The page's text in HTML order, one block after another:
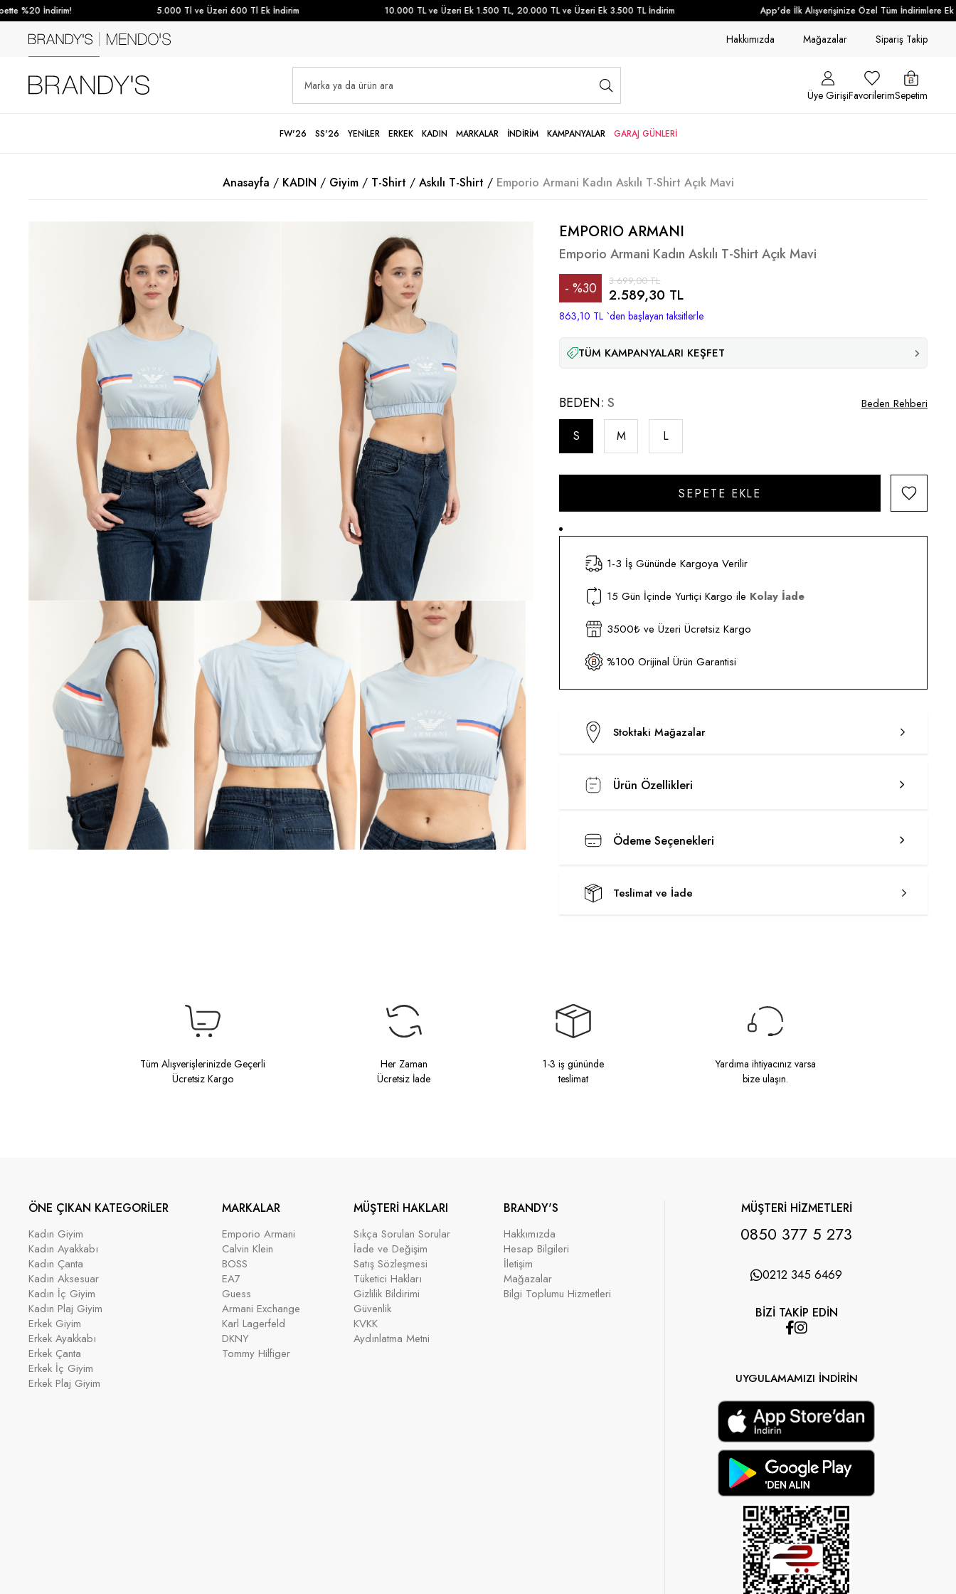
%20 İndirim! 5.000 Tl ve Üzeri 600 Tl Ek İndirim 10.000 TL ve Üzeri Ek 1.500 TL, 20.000 TL ve Üzeri Ek 3.500 TL İndirim App'de İlk Alışverişinize Özel Tüm İndirimlere Ek +
Hakkımızda Mağazalar Sipariş Takip
Üye GirişiFavorilerimSepetim
FW'26 SS'26 YENİLER ERKEK KADIN MARKALAR İNDİRİM KAMPANYALAR GARAJ GÜNLERİ
Anasayfa KADIN Giyim T-Shirt Askılı T-Shirt Emporio Armani Kadın Askılı T-Shirt Açık Mavi
EMPORIO ARMANI
Emporio Armani Kadın Askılı T-Shirt Açık Mavi
%30
İndirim
3.699,00 TL
2.589,30 TL
863,10 TL `den başlayan taksitlerle
TÜM KAMPANYALARI KEŞFET
BEDEN S
S M L
Beden Rehberi
1-3 İş Gününde Kargoya Verilir
15 Gün İçinde Yurtiçi Kargo ile Kolay İade
3500₺ ve Üzeri Ücretsiz Kargo
%100 Orijinal Ürün Garantisi
Stoktaki Mağazalar
Ürün Özellikleri
Ödeme Seçenekleri
Teslimat ve İade
Tüm Alışverişlerinizde Geçerli
Ücretsiz Kargo
Her Zaman
Ücretsiz İade
1-3 iş gününde
teslimat
Yardıma ihtiyacınız varsa
bize ulaşın.
ÖNE ÇIKAN KATEGORİLER
Kadın Giyim
Kadın Ayakkabı
Kadın Çanta
Kadın Aksesuar
Kadın İç Giyim
Kadın Plaj Giyim
Erkek Giyim
Erkek Ayakkabı
Erkek Çanta
Erkek İç Giyim
Erkek Plaj Giyim
MARKALAR
Emporio Armani
Calvin Klein
BOSS
EA7
Guess
Armani Exchange
Karl Lagerfeld
DKNY
Tommy Hilfiger
MÜŞTERİ HAKLARI
Sıkça Sorulan Sorular
İade ve Değişim
Satış Sözleşmesi
Tüketici Hakları
Gizlilik Bildirimi
Güvenlik
KVKK
Aydınlatma Metni
BRANDY'S
Hakkımızda
Hesap Bilgileri
İletişim
Mağazalar
Bilgi Toplumu Hizmetleri
MÜŞTERİ HİZMETLERİ
0850 377 5 273
0212 345 6469
BİZİ TAKİP EDİN
UYGULAMAMIZI İNDİRİN